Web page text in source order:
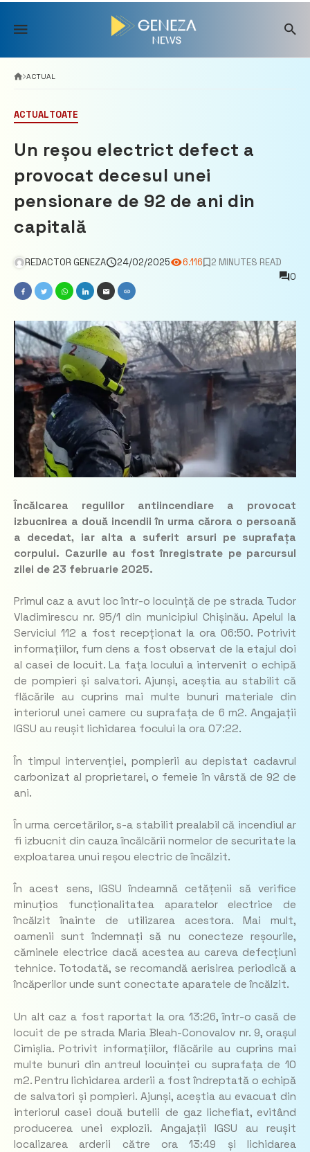
Skip
content
ACTUAL
ACTUALTOATE
Un reșou electrict defect a
provocat decesul unei
pensionare de 92 de ani din
capitală
REDACTOR GENEZA 24/02/2025 6.116
2 MINUTES READ
0
Încălcarea regulilor antiincendiare a provocat
izbucnirea a două incendii în urma cărora o persoană
a decedat, iar alta a suferit arsuri pe suprafața
corpului. Cazurile au fost înregistrate pe parcursul
zilei de 23 februarie 2025.
Primul caz a avut loc într-o locuință de pe strada Tudor
Vladimirescu nr. 95/1 din municipiul Chișinău. Apelul la
Serviciul 112 a fost recepționat la ora 06:50. Potrivit
informațiilor, fum dens a fost observat de la etajul doi
al casei de locuit. La fața locului a intervenit o echipă
de pompieri și salvatori. Ajunși, aceștia au stabilit că
flăcările au cuprins mai multe bunuri materiale din
interiorul unei camere cu suprafața de 6 m2. Angajații
IGSU au reușit lichidarea focului la ora 07:22.
În timpul intervenției, pompierii au depistat cadavrul
carbonizat al proprietarei, o femeie în vârstă de 92 de
ani.
În urma cercetărilor, s-a stabilit prealabil că incendiul ar
fi izbucnit din cauza încălcării normelor de securitate la
exploatarea unui reșou electric de încălzit.
În acest sens, IGSU îndeamnă cetățenii să verifice
minuțios funcționalitatea aparatelor electrice de
încălzit înainte de utilizarea acestora. Mai mult,
oamenii sunt îndemnați să nu conecteze reșourile,
căminele electrice dacă acestea au careva defecțiuni
tehnice. Totodată, se recomandă aerisirea periodică a
încăperilor unde sunt conectate aparatele de încălzit.
Un alt caz a fost raportat la ora 13:26, într-o casă de
locuit de pe strada Maria Bleah-Conovalov nr. 9, orașul
Cimișlia. Potrivit informațiilor, flăcările au cuprins mai
multe bunuri din antreul locuinței cu suprafața de 10
m2. Pentru lichidarea arderii a fost îndreptată o echipă
de salvatori și pompieri. Ajunși, aceștia au evacuat din
interiorul casei două butelii de gaz lichefiat, evitând
producerea unei explozii. Angajații IGSU au reușit
localizarea arderii către ora 13:49 și lichidarea